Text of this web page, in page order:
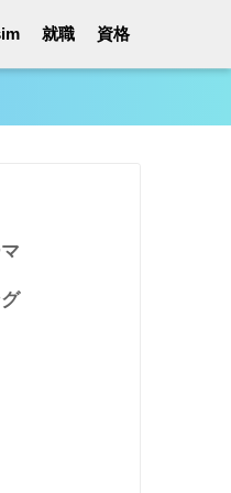
就職 資格